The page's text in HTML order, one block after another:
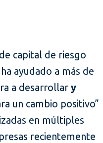
capital de riesgo
ha ayudado a más de
a desarrollar y
un cambio positivo”
en múltiples
recientemente